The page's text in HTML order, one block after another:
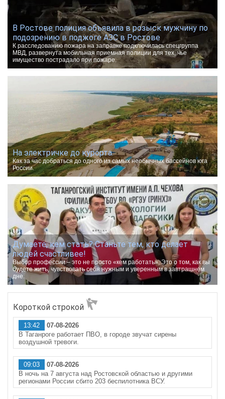
В Ростове полиция объявила в розыск мужчину по
подозрению в поджоге АЗС в Ростове
К расследованию пожара на заправке подключилась спецгруппа
МВД, развернута мобильная приемная полиции для тех, чье
имущество пострадало при пожаре.
На электричке до курорта.
Как за час добраться до одного из самых необычных бассейнов юга
России.
Думаете, кем стать? Станьте тем, кто делает
людей счастливее!
Выбор профессии – это не просто «кем работать». Это о том, как вы
будете жить, чувствовать себя нужным и уверенным в завтрашнем
дне.
Короткой строкой
13:42
07-08-2026
В Таганроге работает ПВО, в городе звучат сирены
воздушной тревоги.
09:03
07-08-2026
В ночь на 7 августа над Ростовской областью и другими
регионами России сбито 203 беспилотника ВСУ.